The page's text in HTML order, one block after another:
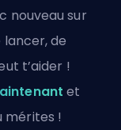
nouveau sur
de
t’aider !
et
mérites !